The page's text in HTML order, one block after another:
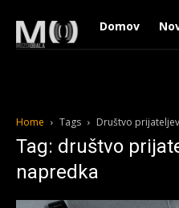
Domov
Home Tags Društvo
Tag: društvo
napredka